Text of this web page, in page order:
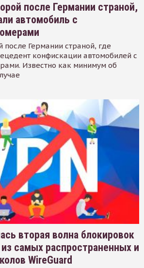
после Германии страной,
автомобиль с
после Германии страной, где
конфискации автомобилей с
Известно как минимум об
вторая волна блокировок
самых распространенных и
WireGuard